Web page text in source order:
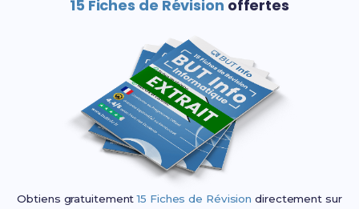
15 Fiches de Révision offertes
Obtiens gratuitement15 Fiches de Révision directement sur